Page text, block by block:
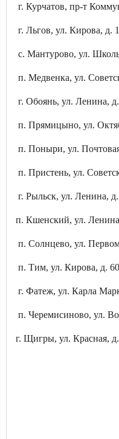
г. Курчатов, пр-т
г. Льгов, ул. Кирова, д.
с. Мантурово, ул.
п. Медвенка, ул.
г. Обоянь, ул. Ленина,
п. Прямицыно, ул.
п. Поныри, ул.
п. Пристень, ул.
г. Рыльск, ул. Ленина,
п. Кшенский, ул.
п. Солнцево, ул.
п. Тим, ул. Кирова, д. 60
г. Фатеж, ул. Карла
п. Черемисиново, ул.
г. Щигры, ул. Красная,